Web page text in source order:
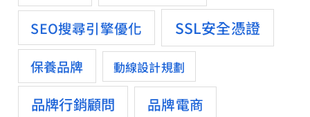
SEO搜尋引擎優化
SSL安全憑證
保養品牌 動線設計規劃
品牌行銷顧問 品牌電商